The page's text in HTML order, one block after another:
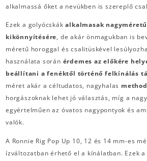
alkalmassá őket a nevükben is szereplő
Ezek a golyócskákalkalmasak
kikönnyítésére, de akár önmagukban is
méretű horoggal és csalitüskével
használata során érdemes az előkére
beállítani a fenéktől történő felkínálás
méret akár a céltudatos, nagyhalas method
horgászoknak lehet jó választás, míg a
egyértelműen az óvatos nagypontyok és
valók.
A Ronnie Rig Pop Up 10, 12 és 14 mm-es
ízváltozatban érhető el a kínálatban. Ezek